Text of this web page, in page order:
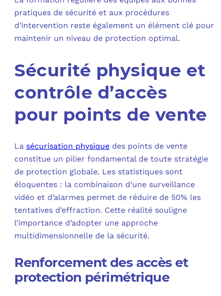
pratiques de sécurité et aux procédures
d’intervention reste également un élément clé pour
maintenir un niveau de protection optimal.
Sécurité physique et
contrôle d’accès
pour points de vente
La sécurisation physique des points de vente
constitue un pilier fondamental de toute stratégie
de protection globale. Les statistiques sont
éloquentes : la combinaison d’une surveillance
vidéo et d’alarmes permet de réduire de 50% les
tentatives d’effraction. Cette réalité souligne
l’importance d’adopter une approche
multidimensionnelle de la sécurité.
Renforcement des accès et
protection périmétrique